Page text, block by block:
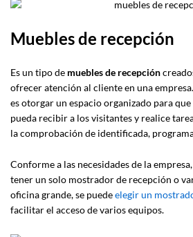
Muebles de recepción
Es un tipo de muebles de recepción
ofrecer atención al cliente en una
es otorgar un espacio organizado para
pueda recibir a los visitantes y realice
la comprobación de identificada,
Conforme a las necesidades de la
tener un solo mostrador de recepción o
oficina grande, se puedeelegir un
facilitar el acceso de varios equipos.